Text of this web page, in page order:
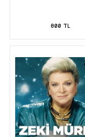
800 TL